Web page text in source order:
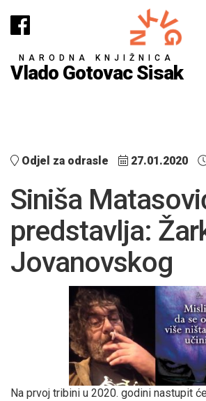
NARODNA KNJIŽNICA
Vlado Gotovac Sisak
Odjel za odrasle 27.01.2020
Siniša
predstavlja:
Jovanovskog
Na prvoj tribini u 2020. godini nastupit